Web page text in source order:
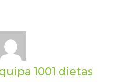
1001 dietas